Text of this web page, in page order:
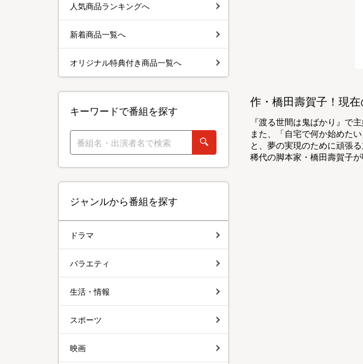
作・橋田壽賀子！現
『渡る世間は鬼ばかり』で
また、「自宅で何か始めた
と、夢の実現のために頑張
稀代の脚本家・橋田壽賀子
人気商品ランキングへ
新着商品一覧へ
オリジナル特典付き商品一覧へ
キーワードで番組を探す
ジャンルから番組を探す
ドラマ
バラエティ
生活・情報
スポーツ
映画